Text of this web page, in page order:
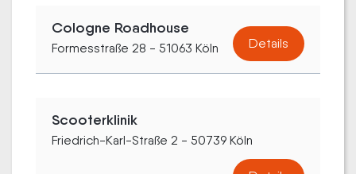
Cologne Roadhouse
Formesstraße 28 - 51063 Köln Details
Scooterklinik
Friedrich-Karl-Straße 2 - 50739 Köln